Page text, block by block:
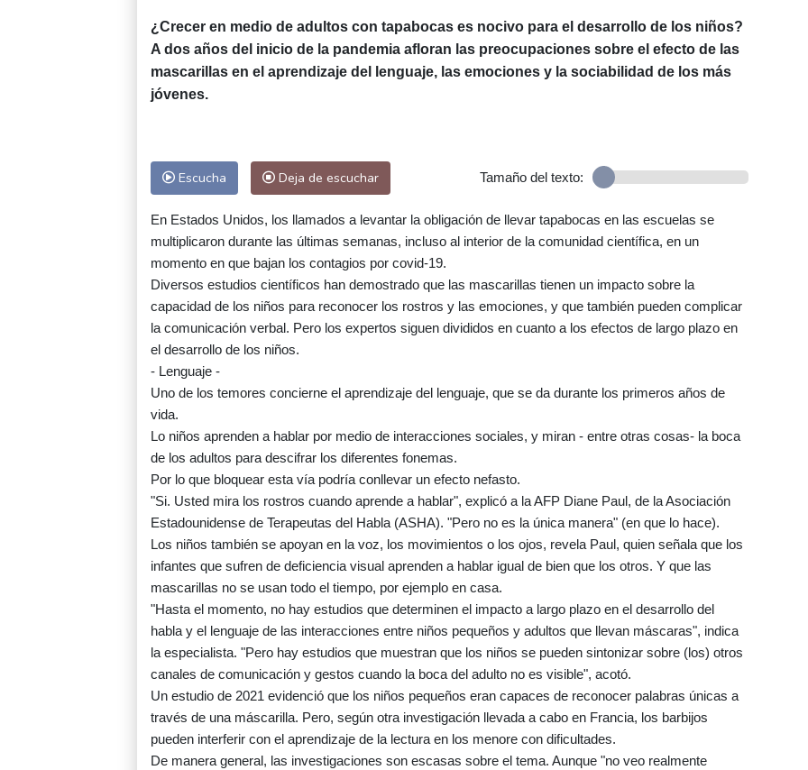
¿Crecer en medio de adultos con tapabocas es nocivo para el desarrollo de los niños?
A dos años del inicio de la pandemia afloran las preocupaciones sobre el efecto de las
mascarillas en el aprendizaje del lenguaje, las emociones y la sociabilidad de los más
jóvenes.
Escucha Deja de escuchar Tamaño del texto:
En Estados Unidos, los llamados a levantar la obligación de llevar tapabocas en las escuelas se
multiplicaron durante las últimas semanas, incluso al interior de la comunidad científica, en un
momento en que bajan los contagios por covid-19.
Diversos estudios científicos han demostrado que las mascarillas tienen un impacto sobre la
capacidad de los niños para reconocer los rostros y las emociones, y que también pueden complicar
la comunicación verbal. Pero los expertos siguen divididos en cuanto a los efectos de largo plazo en
el desarrollo de los niños.
- Lenguaje -
Uno de los temores concierne el aprendizaje del lenguaje, que se da durante los primeros años de
vida.
Lo niños aprenden a hablar por medio de interacciones sociales, y miran - entre otras cosas- la boca
de los adultos para descifrar los diferentes fonemas.
Por lo que bloquear esta vía podría conllevar un efecto nefasto.
"Si. Usted mira los rostros cuando aprende a hablar", explicó a la AFP Diane Paul, de la Asociación
Estadounidense de Terapeutas del Habla (ASHA). "Pero no es la única manera" (en que lo hace).
Los niños también se apoyan en la voz, los movimientos o los ojos, revela Paul, quien señala que los
infantes que sufren de deficiencia visual aprenden a hablar igual de bien que los otros. Y que las
mascarillas no se usan todo el tiempo, por ejemplo en casa.
"Hasta el momento, no hay estudios que determinen el impacto a largo plazo en el desarrollo del
habla y el lenguaje de las interacciones entre niños pequeños y adultos que llevan máscaras", indica
la especialista. "Pero hay estudios que muestran que los niños se pueden sintonizar sobre (los) otros
canales de comunicación y gestos cuando la boca del adulto no es visible", acotó.
Un estudio de 2021 evidenció que los niños pequeños eran capaces de reconocer palabras únicas a
través de una máscarilla. Pero, según otra investigación llevada a cabo en Francia, los barbijos
pueden interferir con el aprendizaje de la lectura en los menore con dificultades.
De manera general, las investigaciones son escasas sobre el tema. Aunque "no veo realmente